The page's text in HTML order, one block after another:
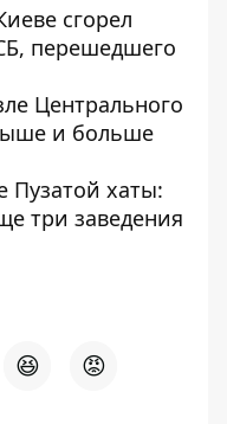
сгорел
перешедшего
Центрального
и больше
Пузатой хаты:
три заведения
😆 😡